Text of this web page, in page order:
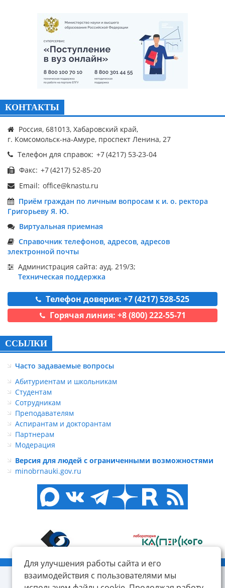
Для улучшения работы сайта и его
взаимодействия с пользователями мы
КОНТАКТЫ
Россия, 681013, Хабаровский край,
г. Комсомольск-на-Амуре, проспект Ленина, 27
Телефон для справок:
Факс:
Email:
Приём граждан по личным вопросам к и. о. ректора
Григорьеву Я. Ю.
Виртуальная приемная
Справочник телефонов, адресов, адресов
электронной почты
Администрация сайта: ауд. 219/3;
Техническая поддержка
Телефон доверия: +7 (4217) 528-525
Горячая линия: +8 (800) 222-55-71
ССЫЛКИ
Часто задаваемые вопросы
Абитуриентам и школьникам
Студентам
Сотрудникам
Преподавателям
Аспирантам и докторантам
Партнерам
Модерация
Версия для людей с ограниченными возможностями
minobrnauki.gov.ru
© ФГБОУ ВО «КнАГУ», 2014-2026